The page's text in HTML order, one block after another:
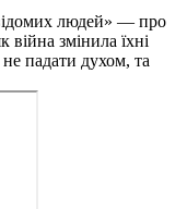
людей» — про
війна змінила їхні
падати духом, та